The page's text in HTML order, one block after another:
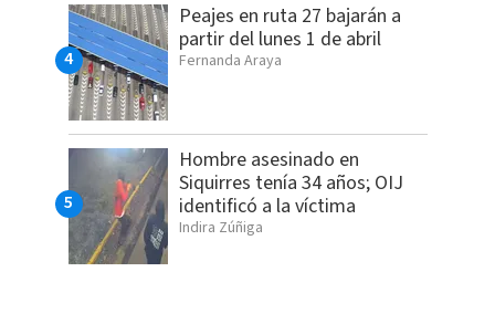
Peajes en ruta 27 bajarán a
partir del lunes 1 de abril
Fernanda Araya
Hombre asesinado en
Siquirres tenía 34 años; OIJ
identificó a la víctima
Indira Zúñiga